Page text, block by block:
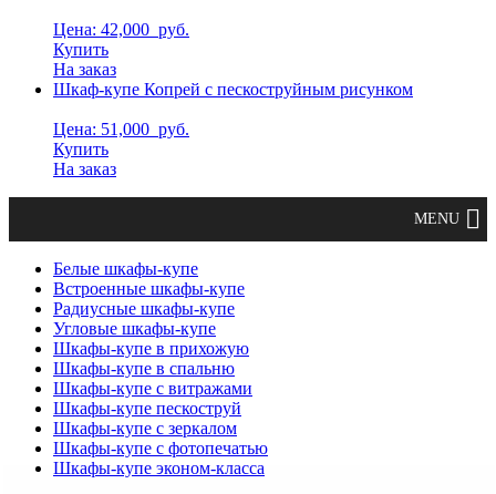
Цена: 42,000 руб.
Купить
На заказ
Шкаф-купе Копрей с пескоструйным рисунком
Цена: 51,000 руб.
Купить
На заказ
Белые шкафы-купе
Встроенные шкафы-купе
Радиусные шкафы-купе
Угловые шкафы-купе
Шкафы-купе в прихожую
Шкафы-купе в спальню
Шкафы-купе с витражами
Шкафы-купе пескоструй
Шкафы-купе с зеркалом
Шкафы-купе с фотопечатью
Шкафы-купе эконом-класса